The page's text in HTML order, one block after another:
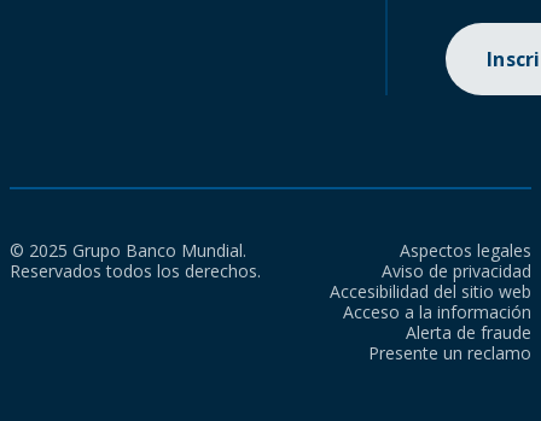
© 2025 Grupo Banco Mundial.
Reservados todos los derechos.
Aspectos legales
Aviso de privacidad
Accesibilidad del sitio web
Acceso a la información
Alerta de fraude
Presente un reclamo